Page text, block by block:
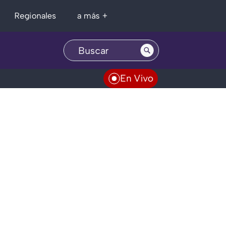
Regionales a más +
En Vivo